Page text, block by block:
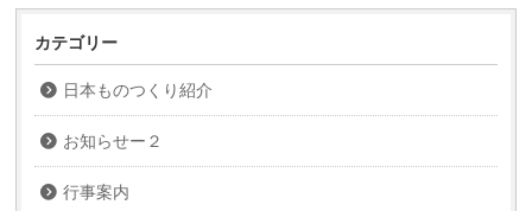
カテゴリー
日本ものつくり紹介
お知らせー２
行事案内